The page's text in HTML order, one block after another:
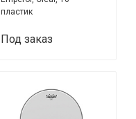
пластик
Под заказ